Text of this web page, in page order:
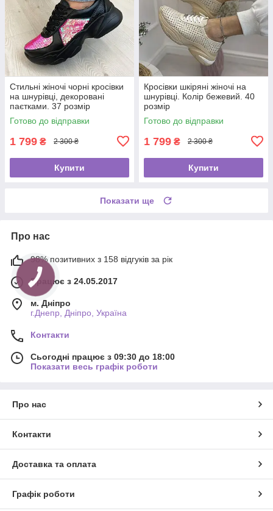
Стильні жіночі чорні кросівки
на шнурівці, декоровані
паєтками. 37 розмір
Готово до відправки
1 799 ₴ 2 300 ₴
Купити
Кросівки шкіряні жіночі на
шнурівці. Колір бежевий. 40
розмір
Готово до відправки
1 799 ₴ 2 300 ₴
Купити
Показати ще
Про нас
98% позитивних з 158 відгуків за рік
Працює з 24.05.2017
м. Дніпро
г.Днепр, Дніпро, Україна
Контакти
Сьогодні працює з 09:30 до 18:00
Показати весь графік роботи
Про нас
Контакти
Доставка та оплата
Графік роботи